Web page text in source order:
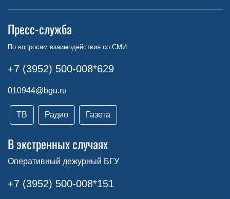
Пресс-служба
По вопросам взаимодействия со СМИ
+7 (3952) 500-008*629
010944@bgu.ru
ТВ Радио Газета
В экстренных случаях
Оперативный дежурный БГУ
+7 (3952) 500-008*151